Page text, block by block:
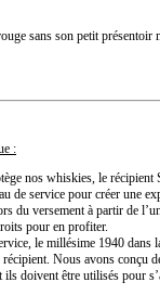
sans son petit
:
nos whiskies, le récipient
de service pour créer une
du versement à partir de
pour en profiter.
le millésime 1940 dans
Nous avons conçu
doivent être utilisés pour